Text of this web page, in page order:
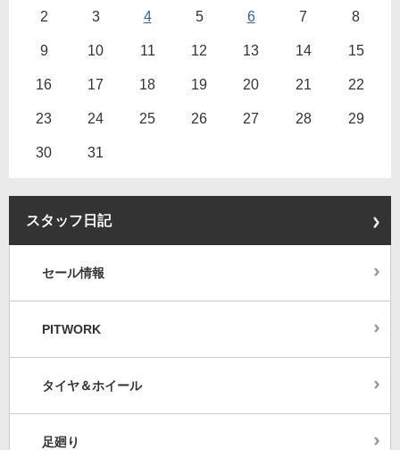
2 3 4 5 6 7 8
9 10 11 12 13 14 15
16 17 18 19 20 21 22
23 24 25 26 27 28 29
30 31
スタッフ日記
セール情報
PITWORK
タイヤ＆ホイール
足廻り